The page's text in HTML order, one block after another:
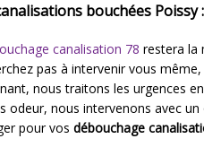
bouchées Poissy
canalisation 78 restera la
pas à intervenir vous
nous traitons les urgences
odeur, nous intervenons avec un
pour vos débouchage